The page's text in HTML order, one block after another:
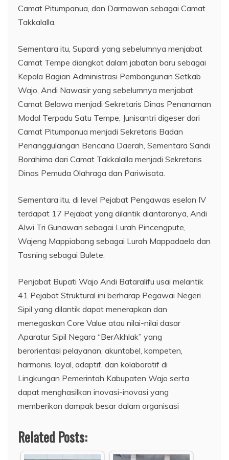
Camat Pitumpanua, dan Darmawan sebagai Camat
Takkalalla.
Sementara itu, Supardi yang sebelumnya menjabat
Camat Tempe diangkat dalam jabatan baru sebagai
Kepala Bagian Administrasi Pembangunan Setkab
Wajo, Andi Nawasir yang sebelumnya menjabat
Camat Belawa menjadi Sekretaris Dinas Penanaman
Modal Terpadu Satu Tempe, Junisantri digeser dari
Camat Pitumpanua menjadi Sekretaris Badan
Penanggulangan Bencana Daerah, Sementara Sandi
Borahima dari Camat Takkalalla menjadi Sekretaris
Dinas Pemuda Olahraga dan Pariwisata.
Sementara itu, di level Pejabat Pengawas eselon IV
terdapat 17 Pejabat yang dilantik diantaranya, Andi
Alwi Tri Gunawan sebagai Lurah Pincengpute,
Wajeng Mappiabang sebagai Lurah Mappadaelo dan
Tasning sebagai Bulete.
Penjabat Bupati Wajo Andi Bataralifu usai melantik
41 Pejabat Struktural ini berharap Pegawai Negeri
Sipil yang dilantik dapat menerapkan dan
menegaskan Core Value atau nilai-nilai dasar
Aparatur Sipil Negara “BerAkhlak” yang
berorientasi pelayanan, akuntabel, kompeten,
harmonis, loyal, adaptif, dan kolaboratif di
Lingkungan Pemerintah Kabupaten Wajo serta
dapat menghasilkan inovasi-inovasi yang
memberikan dampak besar dalam organisasi
Related Posts: